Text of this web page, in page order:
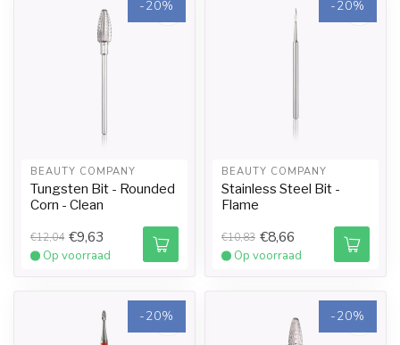
-20%
BEAUTY COMPANY
Tungsten Bit - Rounded
Corn - Clean
€12,04 €9,63
Op voorraad
-20%
BEAUTY COMPANY
Stainless Steel Bit -
Flame
€10,83 €8,66
Op voorraad
-20% -20%